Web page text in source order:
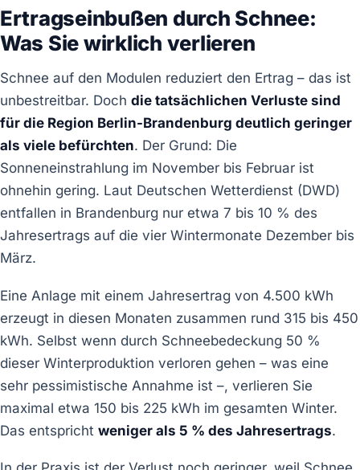
Ertragseinbußen durch Schnee:
Was Sie wirklich verlieren
Schnee auf den Modulen reduziert den Ertrag – das ist
unbestreitbar. Doch die tatsächlichen Verluste sind
für die Region Berlin-Brandenburg deutlich geringer
als viele befürchten. Der Grund: Die
Sonneneinstrahlung im November bis Februar ist
ohnehin gering. Laut Deutschen Wetterdienst (DWD)
entfallen in Brandenburg nur etwa 7 bis 10 % des
Jahresertrags auf die vier Wintermonate Dezember bis
März.
Eine Anlage mit einem Jahresertrag von 4.500 kWh
erzeugt in diesen Monaten zusammen rund 315 bis 450
kWh. Selbst wenn durch Schneebedeckung 50 %
dieser Winterproduktion verloren gehen – was eine
sehr pessimistische Annahme ist –, verlieren Sie
maximal etwa 150 bis 225 kWh im gesamten Winter.
Das entspricht weniger als 5 % des Jahresertrags.